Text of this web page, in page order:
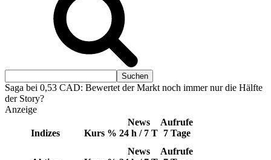
Saga bei 0,53 CAD: Bewertet der Markt noch immer nur die Hälfte
der Story?
Anzeige
Indizes Kurs %
News
24 h / 7 T
Aufrufe
7 Tage
News
Aufrufe